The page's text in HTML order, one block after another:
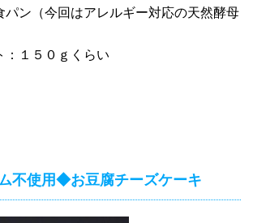
パン（今回はアレルギー対応の天然酵母
：１５０ｇくらい
不使用◆お豆腐チーズケーキ